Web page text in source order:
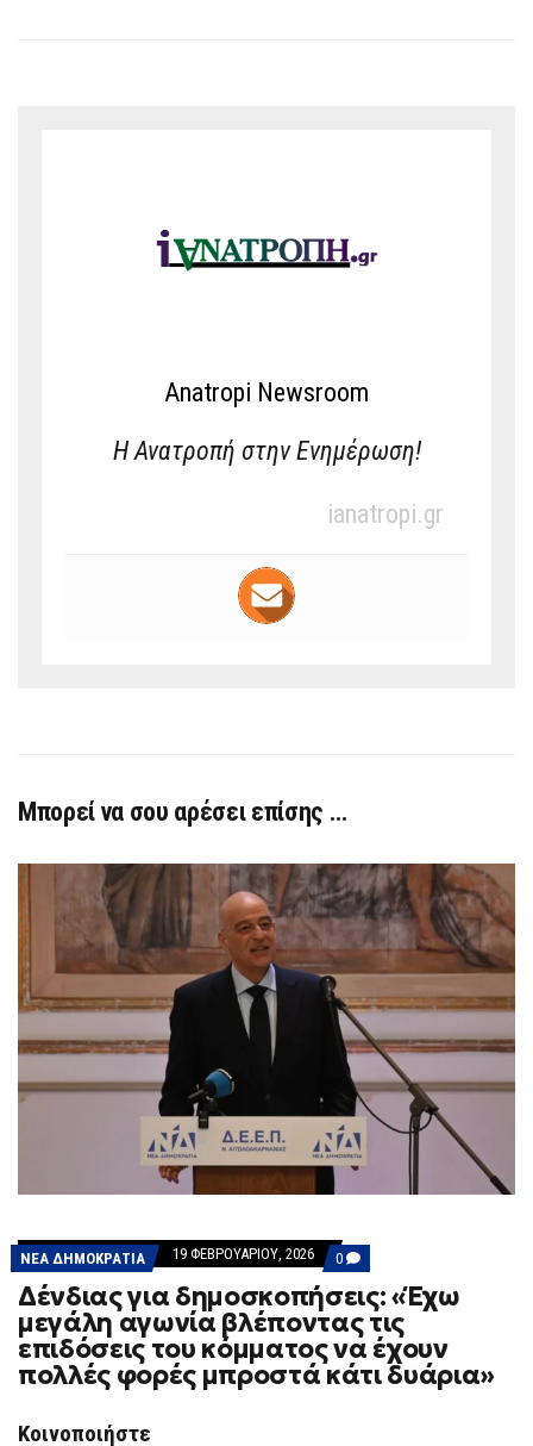
Anatropi Newsroom
Η Ανατροπή στην Ενημέρωση!
ianatropi.gr
Μπορεί να σου αρέσει επίσης …
ΝΕΑ ΔΗΜΟΚΡΑΤΙΑ 19 ΦΕΒΡΟΥΑΡΊΟΥ, 2026 0 COMMENTS
ON
ΔΈΝΔΙΑΣ
ΓΙΑ
ΔΗΜΟΣΚΟΠΉΣΕΙΣ:
«ΈΧΩ
ΜΕΓΆΛΗ
ΑΓΩΝΊΑ
Δένδιας για δημοσκοπήσεις: «Έχω
μεγάλη αγωνία βλέποντας τις
επιδόσεις του κόμματος να έχουν
πολλές φορές μπροστά κάτι δυάρια»
Κοινοποιήστε